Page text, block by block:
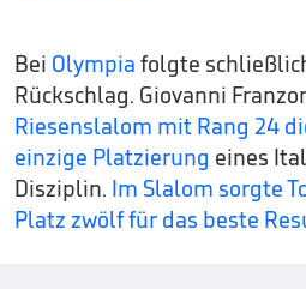
Bei Olympia folgte
Rückschlag. Giovanni
Riesenslalom mit Rang 24
einzige Platzierung eines
Disziplin. Im Slalom sorgte
Platz zwölf für das beste